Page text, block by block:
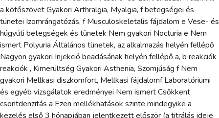
a kötőszövet Gyakori Arthralgia, Myalgia, f betegségei és
tünetei Izomrángatózás, f Musculoskeletalis fájdalom e Vese- és
húgyúti betegségek és tünetek Nem gyakori Nocturia e Nem
ismert Polyuria Általános tünetek, az alkalmazás helyén fellépő
Nagyon gyakori Injekció beadásának helyén fellépő a, b reakciók
reakciók , Kimerültség Gyakori Asthenia, Szomjúság f Nem
gyakori Mellkasi diszkomfort, Mellkasi fájdalomf Laboratóriumi
és egyéb vizsgálatok eredményei Nem ismert Csökkent
csontdenzitás a Ezen mellékhatások szinte mindegyike a
kezelés első 3 hónapjában jelentkezett először (a titrálás ideje